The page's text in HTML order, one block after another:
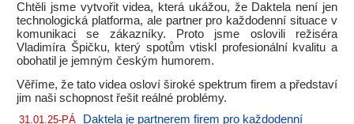
Chtěli jsme vytvořit videa, která ukážou, že Daktela není jen
technologická platforma, ale partner pro každodenní situace v
komunikaci se zákazníky. Proto jsme oslovili režiséra
Vladimíra Špičku, který spotům vtiskl profesionální kvalitu a
obohatil je jemným českým humorem.
Věříme, že tato videa osloví široké spektrum firem a představí
jim naši schopnost řešit reálné problémy.
31.01.25-PÁ
Daktela je partnerem firem pro každodenní